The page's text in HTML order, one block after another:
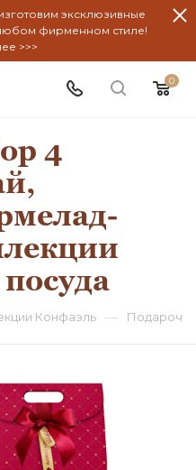
эксклюзивные
фирменном стиле!
>>>
0
4
Конфаэль —